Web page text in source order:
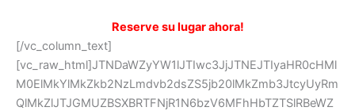
Reserve su lugar ahora!
[/vc_column_text]
[vc_raw_html]JTNDaWZyYW1lJTIwc3JjJTNEJTIyaHR0cHMl
M0ElMkYlMkZkb2NzLmdvb2dsZS5jb20lMkZmb3JtcyUyRm
QlMkZlJTJGMUZBSXBRTFNjR1N6bzV6MFhHbTZTSlRBeWZ